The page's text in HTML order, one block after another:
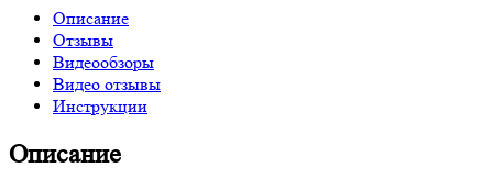
Описание
Отзывы
Видеообзоры
Видео отзывы
Инструкции
Описание